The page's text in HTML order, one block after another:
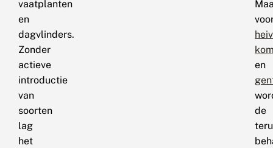
vaatplanten
en
dagvlinders.
Zonder
actieve
introductie
van
soorten
lag
het
en
de